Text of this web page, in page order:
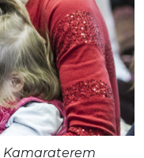
Kamaraterem